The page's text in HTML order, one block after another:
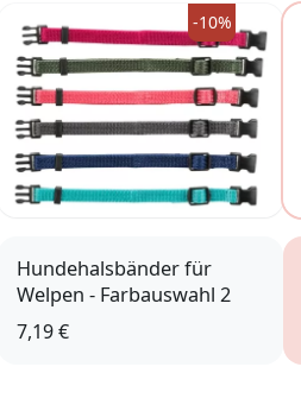
-10%
Hundehalsbänder für
Welpen - Farbauswahl 2
7,19 €